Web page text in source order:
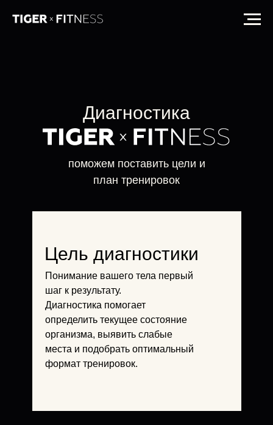
поможем поставить цели и
план тренировок
Понимание вашего тела первый
шаг к результату.
Диагностика помогает
определить текущее состояние
организма, выявить слабые
места и подобрать оптимальный
формат тренировок.
Диагностика
Цель диагностики